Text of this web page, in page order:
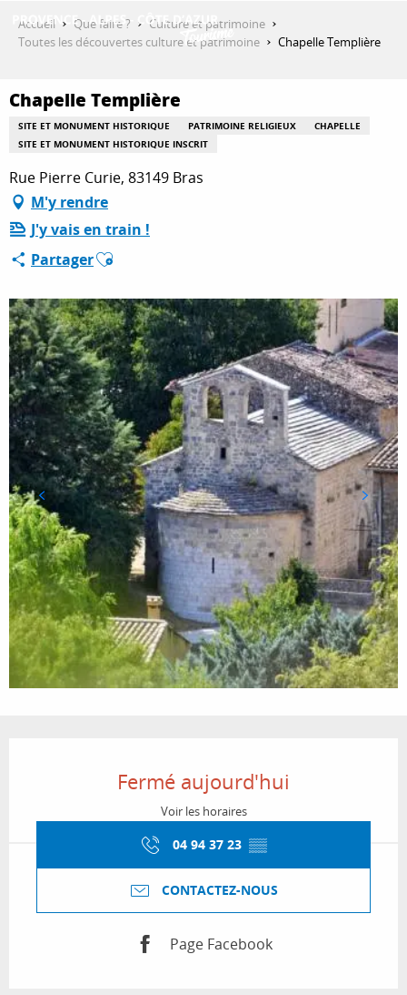
QUE FAIRE ?
SÉJOURNER
ESPACE PRO
Accueil Que faire ?
Culture et patrimoine
Toutes les découvertes culture et patrimoine
Chapelle Templière
Chapelle Templière
SITE ET MONUMENT HISTORIQUE PATRIMOINE RELIGIEUX
CHAPELLE
SITE ET MONUMENT HISTORIQUE INSCRIT
Rue Pierre Curie, 83149 Bras
M'y rendre
J'y vais en train !
PartagerAjouter aux favoris
Fermé aujourd'hui
Voir les horaires
04 94 37 23 ▒▒
CONTACTEZ-NOUS
Page Facebook